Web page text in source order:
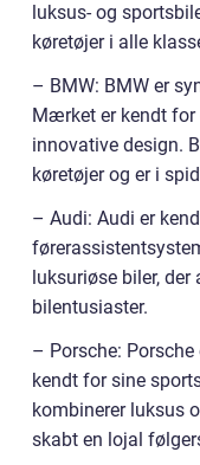
luksus- og
køretøjer i alle
– BMW: BMW er
Mærket er kendt for
innovative design.
køretøjer og er i
– Audi: Audi er
luksuriøse biler,
bilentusiaster.
– Porsche:
kendt for sine
kombinerer luksus
skabt en lojal